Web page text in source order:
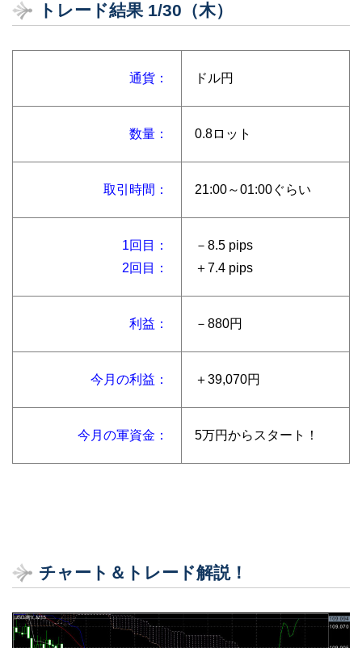
トレード結果 1/30（木）
通貨： ドル円
数量： 0.8ロット
取引時間： 21:00～01:00ぐらい
1回目：
2回目：
－8.5 pips
＋7.4 pips
利益： －880円
今月の利益： ＋39,070円
今月の軍資金： 5万円からスタート！
チャート＆トレード解説！